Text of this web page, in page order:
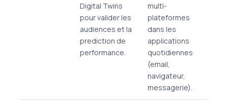
Digital Twins
pour valider les
audiences et la
prediction de
performance.
multi-
plateformes
dans les
applications
quotidiennes
(email,
navigateur,
messagerie).